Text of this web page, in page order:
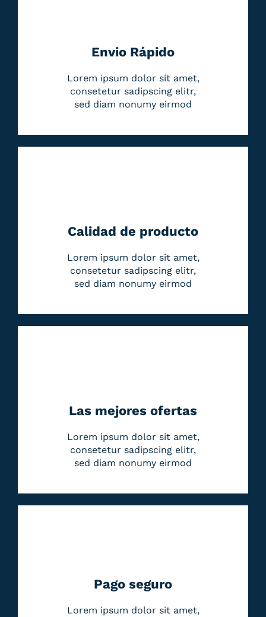
Envio Rápido
Lorem ipsum dolor sit amet,
consetetur sadipscing elitr,
sed diam nonumy eirmod
Calidad de producto
Lorem ipsum dolor sit amet,
consetetur sadipscing elitr,
sed diam nonumy eirmod
Las mejores ofertas
Lorem ipsum dolor sit amet,
consetetur sadipscing elitr,
sed diam nonumy eirmod
Pago seguro
Lorem ipsum dolor sit amet,